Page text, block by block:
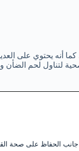
أنه يحتوي على العديد
لتناول لحم الضأن
جانب الحفاظ على صحة